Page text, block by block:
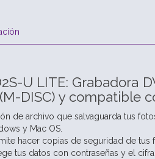
U LITE:
DISC) y compatible
de archivo que salvaguarda tus
y Mac OS.
hacer copias de seguridad de
tus datos con contraseñas y el